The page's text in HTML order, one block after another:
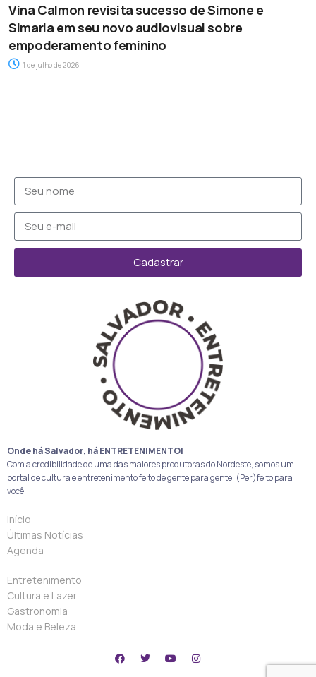
Vina Calmon revisita sucesso de Simone e
Simaria em seu novo audiovisual sobre
empoderamento feminino
1 de julho de 2026
Cadastrar
Onde há Salvador, há ENTRETENIMENTO!
Com a credibilidade de uma das maiores produtoras do Nordeste, somos um
portal de cultura e entretenimento feito de gente para gente. (Per)feito para
você!
Início
Últimas Notícias
Agenda
Entretenimento
Cultura e Lazer
Gastronomia
Moda e Beleza